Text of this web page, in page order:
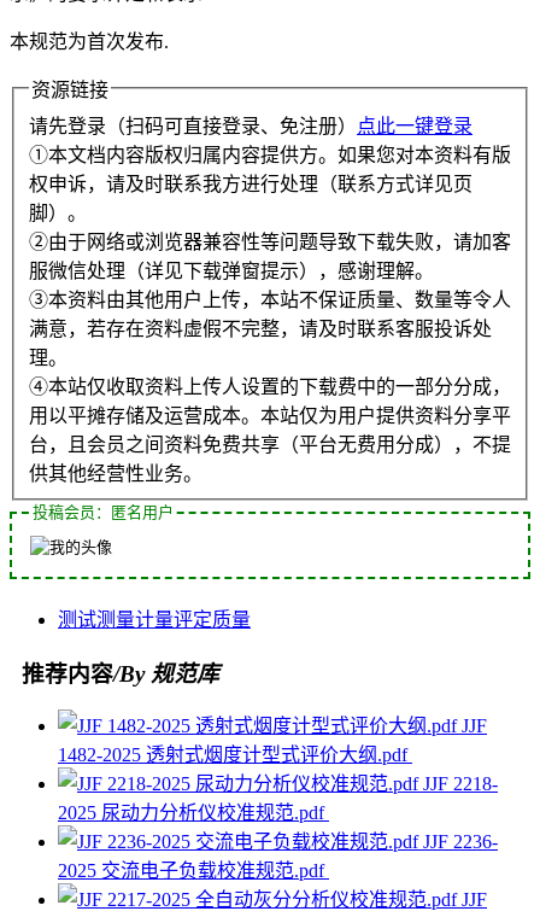
本规范为首次发布.
资源链接
请先登录（扫码可直接登录、免注册）
点此一键登录
①本文档内容版权归属内容提供方。如果您对本资料有版
权申诉，请及时联系我方进行处理（联系方式详见页
脚）。
②由于网络或浏览器兼容性等问题导致下载失败，请加客
服微信处理（详见下载弹窗提示），感谢理解。
③本资料由其他用户上传，本站不保证质量、数量等令人
满意，若存在资料虚假不完整，请及时联系客服投诉处
理。
④本站仅收取资料上传人设置的下载费中的一部分分成，
用以平摊存储及运营成本。本站仅为用户提供资料分享平
台，且会员之间资料免费共享（平台无费用分成），不提
供其他经营性业务。
投稿会员：匿名用户
测试测量计量评定质量
推荐内容/By 规范库
JJF
1482-2025 透射式烟度计型式评价大纲.pdf
JJF 2218-
2025 尿动力分析仪校准规范.pdf
JJF 2236-
2025 交流电子负载校准规范.pdf
JJF